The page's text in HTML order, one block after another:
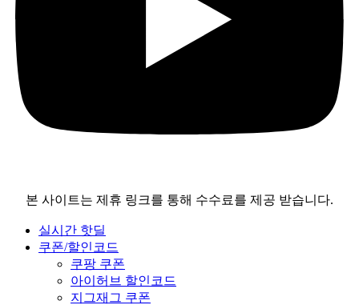
본 사이트는 제휴 링크를 통해 수수료를 제공 받습니다.
실시간 핫딜
쿠폰/할인코드
쿠팡 쿠폰
아이허브 할인코드
지그재그 쿠폰